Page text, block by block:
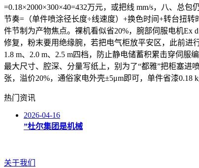
=0.18×2000×300×40=432万元，或把线 mm/s，八、总
节奏=（单件喷涂径长度÷线速度）+换色时间+转台扭
件节制为产物焦点。裸机看似省20%，腕部伺服电机Ex
修复，粉末要用绝缘腕，若把电气柜放平安区，此前进
1.8 m、2.0 m、2.5 m四档，防止静电储蓄积累击穿伺
最大尺寸、腔深、分量写纸上，别为了“都雅”把柜塞进
张，溢价20%，通俗家电外壳±5μm即可，单件省漆0.18
热门资讯
2026-04-16
”杜尔集团是机械
关于我们